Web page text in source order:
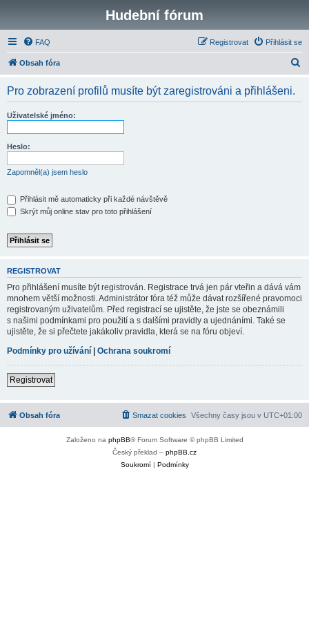
Hudební fórum
FAQ Přihlásit se
Registrovat
Obsah fóra
Pro zobrazení profilů musíte být zaregistrováni a přihlášeni.
Uživatelské jméno:
Heslo:
Zapomněl(a) jsem heslo
Přihlásit mě automaticky při každé návštěvě
Skrýt můj online stav pro toto přihlášení
REGISTROVAT
Pro přihlášení musíte být registrován. Registrace trvá jen pár vteřin a dává vám
mnohem větší možnosti. Administrátor fóra též může dávat rozšířené pravomoci
registrovaným uživatelům. Před registrací se ujistěte, že jste se obeznámili
s našimi podmínkami pro použití a s dalšími pravidly a ujednáními. Také se
ujistěte, že si přečtete jakákoliv pravidla, která se na fóru objeví.
Podmínky pro užívání | Ochrana soukromí
Registrovat
Obsah fóra Všechny časy jsou v UTC+01:00
Smazat cookies
Založeno na phpBB® Forum Software © phpBB Limited
Český překlad – phpBB.cz
Soukromí| Podmínky